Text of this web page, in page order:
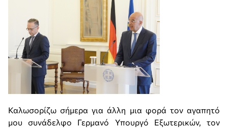
Καλωσορίζω σήμερα για άλλη μια φορά τον αγαπητό
μου συνάδελφο Γερμανό Υπουργό Εξωτερικών, τον